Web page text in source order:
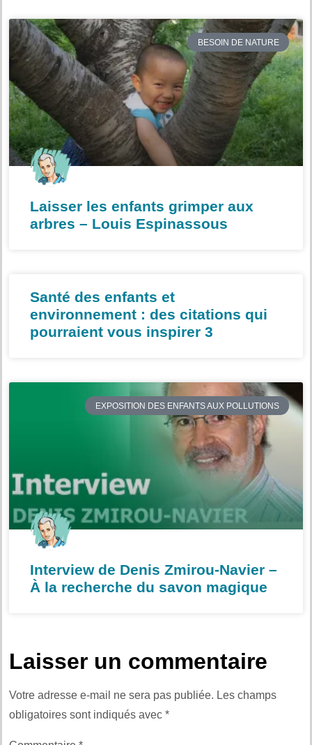
BESOIN DE NATURE
Laisser les enfants grimper aux
arbres – Louis Espinassous
Santé des enfants et
environnement : des citations qui
pourraient vous inspirer 3
EXPOSITION DES ENFANTS AUX POLLUTIONS
Interview de Denis Zmirou-Navier –
À la recherche du savon magique
Laisser un commentaire
Votre adresse e-mail ne sera pas publiée. Les champs
obligatoires sont indiqués avec *